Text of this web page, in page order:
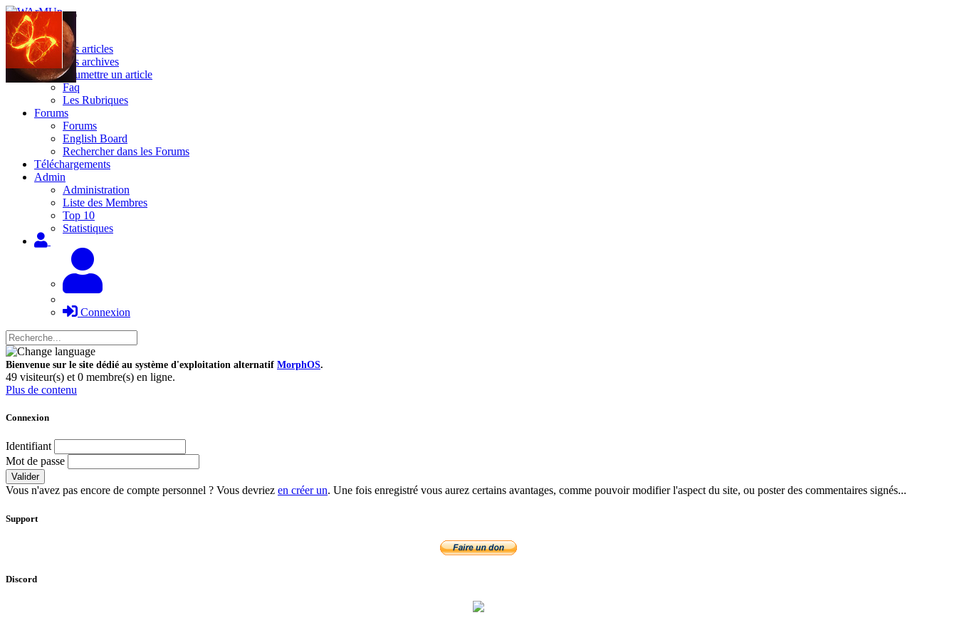
Site
Les articles
Les archives
Soumettre un article
Faq
Les Rubriques
Forums
Forums
English Board
Rechercher dans les Forums
Téléchargements
Admin
Administration
Liste des Membres
Top 10
Statistiques
Connexion
Bienvenue sur le site dédié au système d'exploitation alternatif MorphOS.
49 visiteur(s) et 0 membre(s) en ligne.
Plus de contenu
Connexion
Identifiant
Mot de passe
Valider
Vous n'avez pas encore de compte personnel ? Vous devriez en créer un. Une fois enregistré vous aurez certains avantages, comme pouvoir modifier l'aspect du site, ou poster des commentaires signés...
Support
Discord